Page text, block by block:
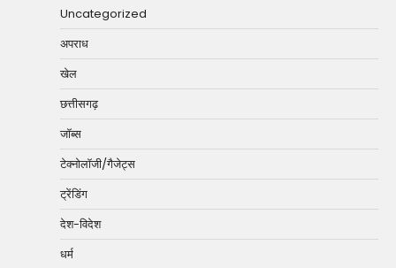
Uncategorized
अपराध
खेल
छत्तीसगढ़
जॉब्स
टेक्नोलॉजी/गैजेट्स
ट्रेंडिंग
देश-विदेश
धर्म